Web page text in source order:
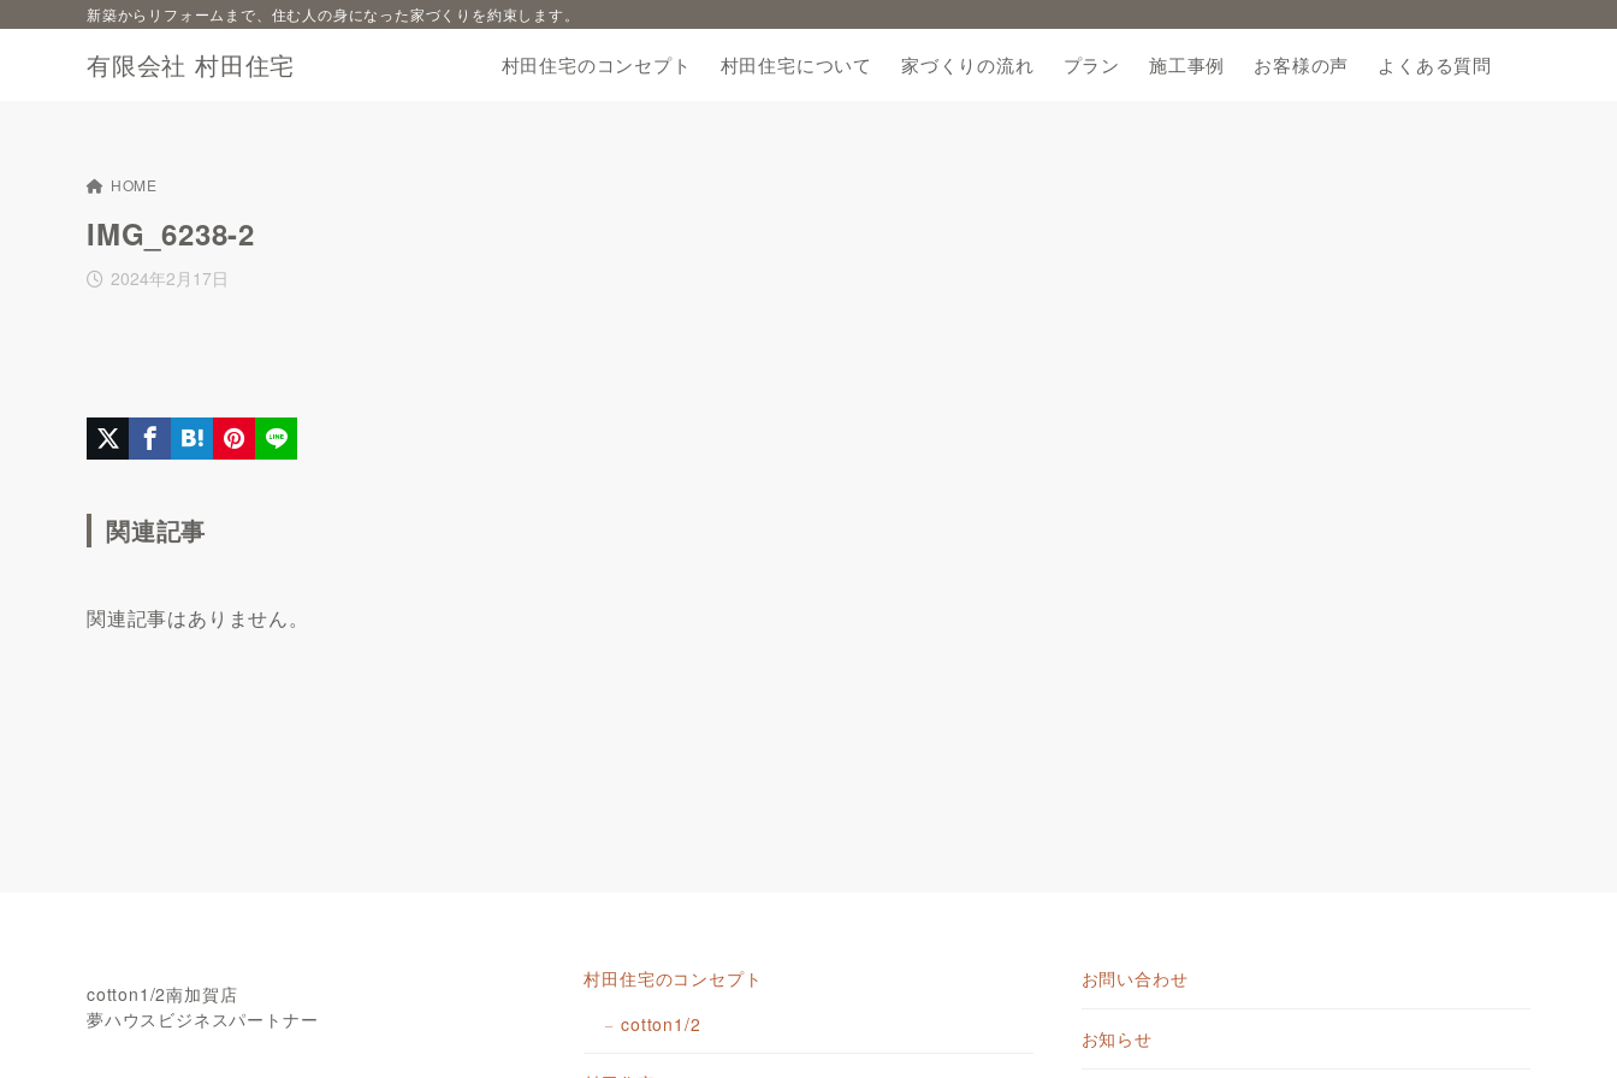
有限会社 村田住宅
新築からリフォームまで、住む人の身になった家づくりを約束します。
村田住宅のコンセプト 村田住宅について 家づくりの流れ プラン 施工事例 お客様の声 よくある質問
HOME
IMG_6238-2
2024年2月17日
関連記事
関連記事はありません。
cotton1/2南加賀店
夢ハウスビジネスパートナー
村田住宅のコンセプト
cotton1/2
お問い合わせ
お知らせ